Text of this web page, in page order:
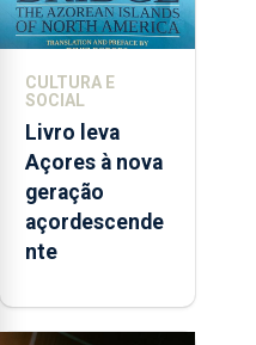
CULTURA E
SOCIAL
Livro leva
Açores à nova
geração
açordescende
nte